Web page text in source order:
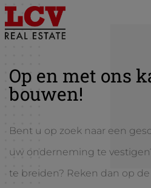
Op en met ons
bouwen!
Bent u op zoek naar een
uw onderneming te
te breiden? Reken dan op de